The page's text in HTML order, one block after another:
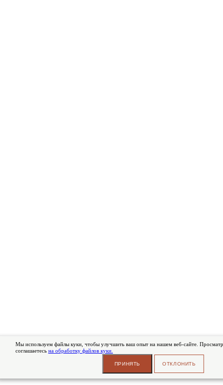
Мы используем файлы куки, чтобы улучшить ваш опыт на нашем веб-сайте.
соглашаетесь на обработку файлов куки.
ПРИНЯТЬ ОТКЛОНИТЬ